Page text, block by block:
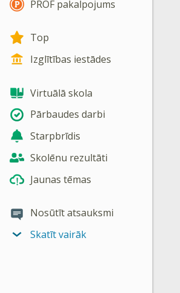
PROF pakalpojums
Top
Izglītības iestādes
Virtuālā skola
Pārbaudes darbi
Starpbrīdis
Skolēnu rezultāti
Jaunas tēmas
Nosūtīt atsauksmi
Skatīt vairāk